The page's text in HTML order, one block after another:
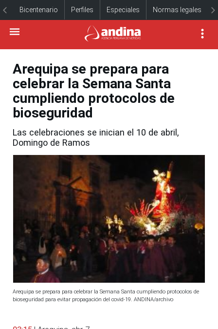
Bicentenario Perfiles Especiales Normas legales
Arequipa se prepara para
celebrar la Semana Santa
cumpliendo protocolos de
bioseguridad
Las celebraciones se inician el 10 de abril,
Domingo de Ramos
Arequipa se prepara para celebrar la Semana Santa cumpliendo protocolos de
bioseguridad para evitar propagación del covid-19. ANDINA/archivo